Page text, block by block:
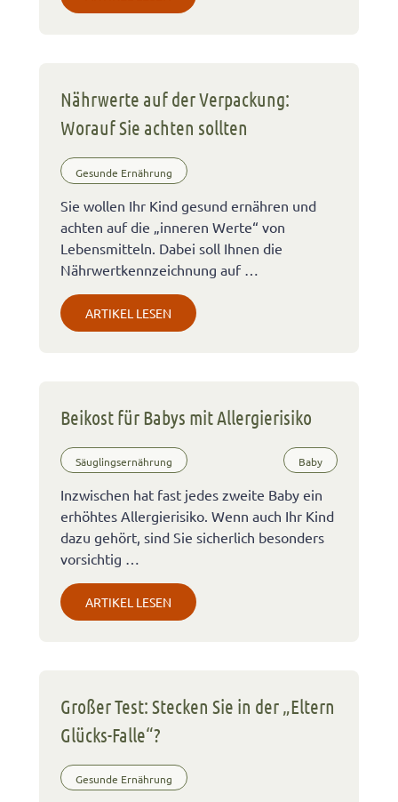
Nährwerte auf der Verpackung:
Worauf Sie achten sollten
Gesunde Ernährung
Sie wollen Ihr Kind gesund ernähren und
achten auf die „inneren Werte“ von
Lebensmitteln. Dabei soll Ihnen die
Nährwertkennzeichnung auf …
ARTIKEL LESEN
Beikost für Babys mit Allergierisiko
Säuglingsernährung Baby
Inzwischen hat fast jedes zweite Baby ein
erhöhtes Allergierisiko. Wenn auch Ihr Kind
dazu gehört, sind Sie sicherlich besonders
vorsichtig …
ARTIKEL LESEN
Großer Test: Stecken Sie in der „Eltern
Glücks-Falle“?
Gesunde Ernährung